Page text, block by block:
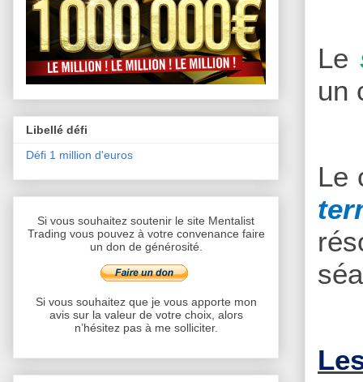
Le
un
Le
Libellé défi
Défi 1 million d'euros
Si vous souhaitez soutenir le site Mentalist
Trading vous pouvez à votre convenance faire
un don de générosité.
Si vous souhaitez que je vous apporte mon
avis sur la valeur de votre choix, alors
n’hésitez pas à me solliciter.